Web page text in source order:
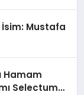
İsim: Mustafa
Hamam
Selectum